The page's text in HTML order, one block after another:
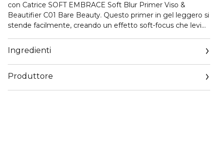
con Catrice SOFT EMBRACE Soft Blur Primer Viso &
Beautifier C01 Bare Beauty. Questo primer in gel leggero si
stende facilmente, creando un effetto soft-focus che leviga
trasparente valorizza tutte le carnagioni, offrendo un finish
naturale che prepara perfettamente la pelle al make-up.
Arricchito con ingredienti nutrienti, lascia la pelle
confortevole e perfettamente preparata.
Ingredienti
Produttore